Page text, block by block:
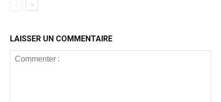
LAISSER UN COMMENTAIRE